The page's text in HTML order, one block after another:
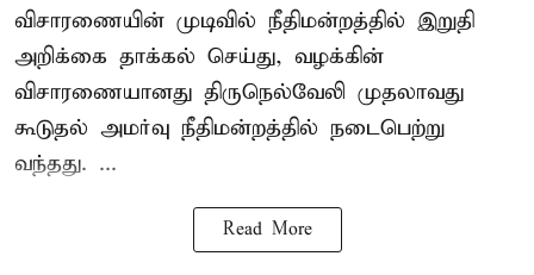
விசாரணையின் முடிவில் நீதிமன்றத்தில் இறுதி
அறிக்கை தாக்கல் செய்து, வழக்கின்
விசாரணையானது திருநெல்வேலி முதலாவது
கூடுதல் அமர்வு நீதிமன்றத்தில் நடைபெற்று
வந்தது. ...
Read More